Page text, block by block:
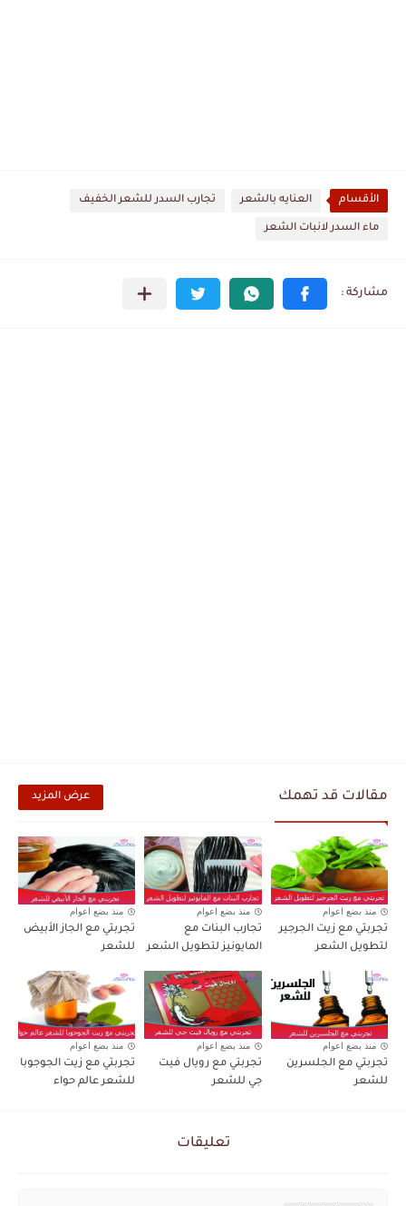
الأقسام العنايه بالشعر تجارب السدر للشعر الخفيف
ماء السدر لانبات الشعر
مقالات قد تهمك عرض المزيد
منذ بضع اعوام
تجربتي مع زيت الجرجير
لتطويل الشعر
منذ بضع اعوام
تجارب البنات مع
المايونيز لتطويل الشعر
منذ بضع اعوام
تجربتي مع الجاز الأبيض
للشعر
منذ بضع اعوام
تجربتي مع الجلسرين
للشعر
منذ بضع اعوام
تجربتي مع رويال فيت
جي للشعر
منذ بضع اعوام
تجربتي مع زيت الجوجوبا
للشعر عالم حواء
تعليقات